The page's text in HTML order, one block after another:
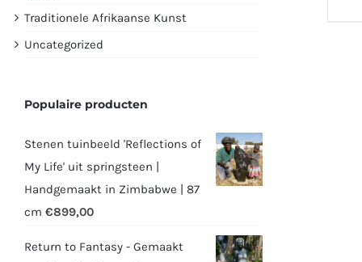
Traditionele Afrikaanse Kunst
Uncategorized
Populaire producten
Stenen tuinbeeld 'Reflections of
My Life' uit springsteen |
Handgemaakt in Zimbabwe | 87
cm €899,00
Return to Fantasy - Gemaakt